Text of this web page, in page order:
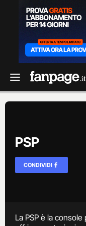
PSP
CONDIVIDI
La PSP è la